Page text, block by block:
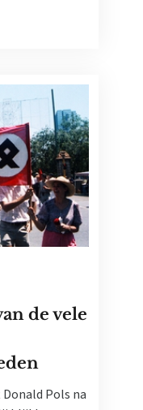
de vele
Pols na